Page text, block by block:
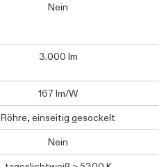
Nein
3.000 lm
167 lm/W
Röhre, einseitig gesockelt
Nein